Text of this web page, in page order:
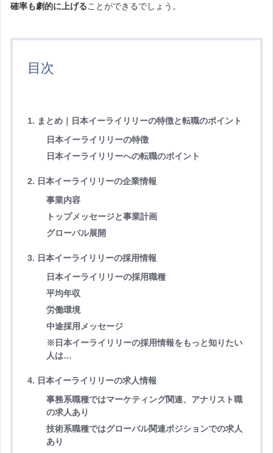
確率も劇的に上げることができるでしょう。
目次
1. まとめ｜日本イーライリリーの特徴と転職のポイント
日本イーライリリーの特徴
日本イーライリリーへの転職のポイント
2. 日本イーライリリーの企業情報
事業内容
トップメッセージと事業計画
グローバル展開
3. 日本イーライリリーの採用情報
日本イーライリリーの採用職種
平均年収
労働環境
中途採用メッセージ
※日本イーライリリーの採用情報をもっと知りたい
人は…
4. 日本イーライリリーの求人情報
事務系職種ではマーケティング関連、アナリスト職
の求人あり
技術系職種ではグローバル関連ポジションでの求人
あり